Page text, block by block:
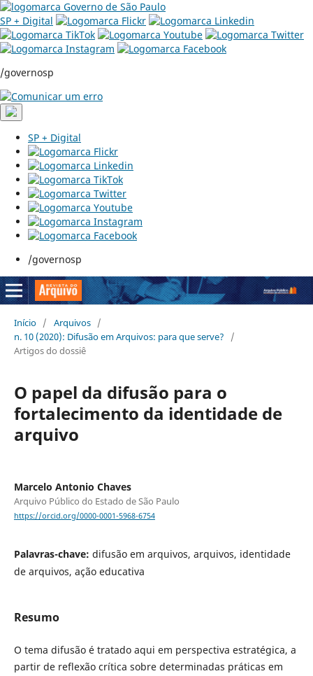
SP + Digital
/governosp
SP + Digital
/governosp
Início / Arquivos /
n. 10 (2020): Difusão em Arquivos: para que serve?
/
Artigos do dossiê
O papel da difusão para o
fortalecimento da identidade de
arquivo
Marcelo Antonio Chaves
Arquivo Público do Estado de São Paulo
https://orcid.org/0000-0001-5968-6754
Palavras-chave: difusão em arquivos, arquivos, identidade
de arquivos, ação educativa
Resumo
O tema difusão é tratado aqui em perspectiva estratégica, a
partir de reflexão crítica sobre determinadas práticas em